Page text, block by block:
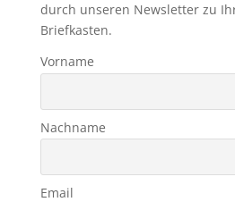
durch unseren Newsletter zu
Briefkasten.
Vorname
Nachname
Email